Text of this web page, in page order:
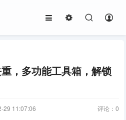
，多功能工具箱，解锁
29 11:07:06 评论： 0